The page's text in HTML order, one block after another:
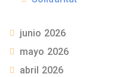
junio 2026
mayo 2026
abril 2026